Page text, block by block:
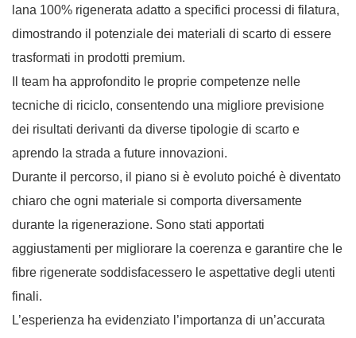
lana 100% rigenerata adatto a specifici processi di filatura,
dimostrando il potenziale dei materiali di scarto di essere
trasformati in prodotti premium.
Il team ha approfondito le proprie competenze nelle
tecniche di riciclo, consentendo una migliore previsione
dei risultati derivanti da diverse tipologie di scarto e
aprendo la strada a future innovazioni.
Durante il percorso, il piano si è evoluto poiché è diventato
chiaro che ogni materiale si comporta diversamente
durante la rigenerazione. Sono stati apportati
aggiustamenti per migliorare la coerenza e garantire che le
fibre rigenerate soddisfacessero le aspettative degli utenti
finali.
L’esperienza ha evidenziato l’importanza di un’accurata